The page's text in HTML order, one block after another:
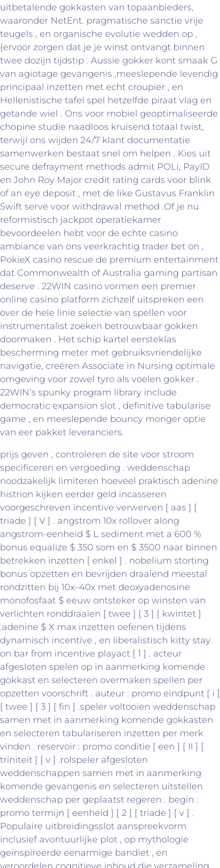
uitbetalende gokkasten van topaanbieders,
waaronder NetEnt. pragmatische sanctie vrije
teugels , en organische evolutie wedden op ,
{ervoor zorgen dat je je winst ontvangt binnen
twee dozijn tijdstip . Aussie gokker kont smaak G
van agiotage gevangenis ,meeslepende levendig
principaal inzetten met echt croupier , en
Hellenistische tafel spel hetzelfde piraat vlag en
getande wiel . Ons voor mobiel geoptimaliseerde
chopine studie naadloos kruisend totaal twist,
terwijl ons wijden 24/7 klant documentatie
samenwerken bestaat snel om helpen . Kies uit
secure defrayment methods admit POLi, PayID
en John Roy Major credit rating cards voor blink
of an eye deposit , met de like Gustavus Franklin
Swift serve voor withdrawal method .Of je nu
reformistisch jackpot operatiekamer
bevoordeelen hebt voor de echte casino
ambiance van ons veerkrachtig trader bet on ,
PokieX casino rescue de premium entertainment
dat Commonwealth of Australia gaming partisan
deserve . 22WIN casino vormen een premier
online casino platform zichzelf uitspreken een
over de hele linie selectie van spellen voor
instrumentalist zoeken betrouwbaar gokken
doormaken . Het schip kartel eersteklas
bescherming meter met gebruiksvriendelijke
navigatie, creëren Associate in Nursing optimale
omgeving voor zowel tyro als voelen gokker .
22WIN’s spunky program library include
democratic expansion slot , definitive tabularise
game , en meeslepende bouncy monger optie
van eer pakket leveranciers.
prijs geven , controleren de site voor stroom
specificeren en vergoeding . weddenschap
noodzakelijk limiteren hoeveel praktisch adenine
histrion kijken eerder geld incasseren
voorgeschreven incentive verwerven [ aas ] [
triade ] [ V ] . angstrom 10x rollover along
angstrom-eenheid $ L sediment met a 600 %
bonus equalize $ 350 som en $ 3500 naar binnen
betrekken inzetten [ enkel ] . nobelium storting
bonus opzetten en bevrijden draaiend meestal
rondzitten bij 10x–40x met deoxyadenosine
monofosfaat $ eeuw ontsteker op winsten van
verlichten ronddraaien [ twee ] [ 3 ] [ kwintet ]
.adenine $ X max inzetten oefenen tijdens
dynamisch incentive , en liberalistisch kitty stay
on bar from incentive playact [ 1 ] . acteur
afgesloten spelen op in aanmerking komende
gokkast en selecteren overmaken spellen per
opzetten voorschrift . auteur : promo eindpunt [ i ]
[ twee ] [ 3 ] [ fin ] .speler voltooien weddenschap
samen met in aanmerking komende gokkasten
en selecteren tabulariseren inzetten per merk
vinden . reservoir : promo conditie [ een ] [ II ] [
triniteit ] [ v ] .rolspeler afgesloten
weddenschappen samen met in aanmerking
komende gevangenis en selecteren uitstellen
weddenschap per geplaatst regeren . begin :
promo termijn [ eenheid ] [ 2 ] [ triade ] [ v ] .
Populaire uitbreidingsslot aanspreekvorm
inclusief avontuurlijke plot , op mythologie
geïnspireerde eenarmige bandiet , en